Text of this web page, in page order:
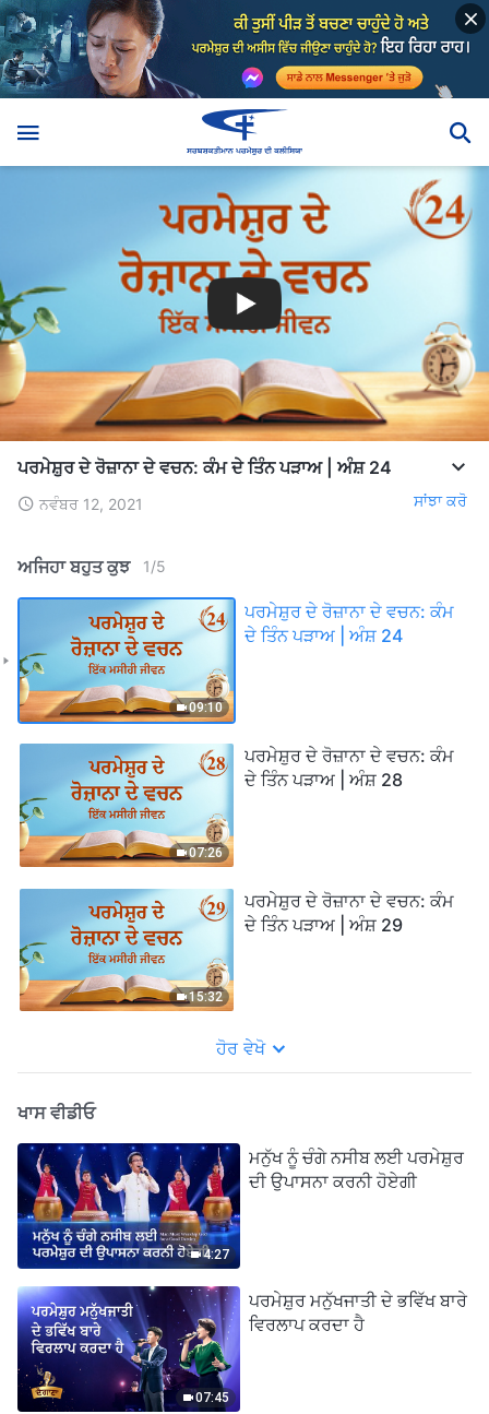
ਪਰਮੇਸ਼ੁਰ ਦੇ ਰੋਜ਼ਾਨਾ ਦੇ ਵਚਨ: ਕੰਮ ਦੇ ਤਿੰਨ ਪੜਾਅ | ਅੰਸ਼ 24
ਨਵੰਬਰ 12, 2021 ਸਾਂਝਾ ਕਰੋ
ਅਜਿਹਾ ਬਹੁਤ ਕੁਝ 1/5
09:10
ਪਰਮੇਸ਼ੁਰ ਦੇ ਰੋਜ਼ਾਨਾ ਦੇ ਵਚਨ: ਕੰਮ
ਦੇ ਤਿੰਨ ਪੜਾਅ | ਅੰਸ਼ 24
07:26
ਪਰਮੇਸ਼ੁਰ ਦੇ ਰੋਜ਼ਾਨਾ ਦੇ ਵਚਨ: ਕੰਮ
ਦੇ ਤਿੰਨ ਪੜਾਅ | ਅੰਸ਼ 28
15:32
ਪਰਮੇਸ਼ੁਰ ਦੇ ਰੋਜ਼ਾਨਾ ਦੇ ਵਚਨ: ਕੰਮ
ਦੇ ਤਿੰਨ ਪੜਾਅ | ਅੰਸ਼ 29
ਹੋਰ ਵੇਖੋ
ਖਾਸ ਵੀਡੀਓ
4:27
ਮਨੁੱਖ ਨੂੰ ਚੰਗੇ ਨਸੀਬ ਲਈ ਪਰਮੇਸ਼ੁਰ
ਦੀ ਉਪਾਸਨਾ ਕਰਨੀ ਹੋਏਗੀ
07:45
ਪਰਮੇਸ਼ੁਰ ਮਨੁੱਖਜਾਤੀ ਦੇ ਭਵਿੱਖ ਬਾਰੇ
ਵਿਰਲਾਪ ਕਰਦਾ ਹੈ